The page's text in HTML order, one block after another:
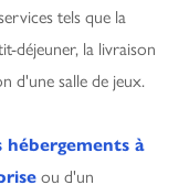
tels que la
déjeuner, la livraison
d'une salle de jeux.
hébergements à
ou d'un